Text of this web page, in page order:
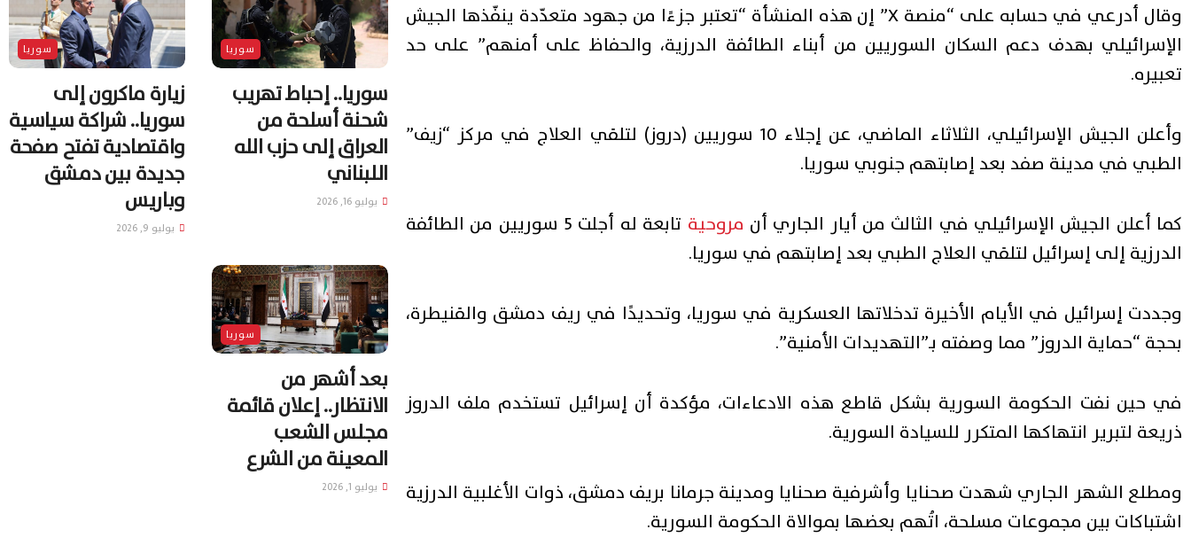
وقال أدرعي في حسابه على “منصة X” إن هذه المنشأة “تعتبر جزءًا من جهود متعدّدة ينفّذها الجيش
الإسرائيلي بهدف دعم السكان السوريين من أبناء الطائفة الدرزية، والحفاظ على أمنهم” على حد
تعبيره.
وأعلن الجيش الإسرائيلي، الثلاثاء الماضي، عن إجلاء 10 سوريين (دروز) لتلقي العلاج في مركز “زيف”
الطبي في مدينة صفد بعد إصابتهم جنوبي سوريا.
كما أعلن الجيش الإسرائيلي في الثالث من أيار الجاري أن مروحية
تابعة له أجلت 5 سوريين من الطائفة
الدرزية إلى إسرائيل لتلقي العلاج الطبي بعد إصابتهم في سوريا.
وجددت إسرائيل في الأيام الأخيرة تدخلاتها العسكرية في سوريا، وتحديدًا في ريف دمشق والقنيطرة،
بحجة “حماية الدروز” مما وصفته بـ”التهديدات الأمنية”.
في حين نفت الحكومة السورية بشكل قاطع هذه الادعاءات، مؤكدة أن إسرائيل تستخدم ملف الدروز
ذريعة لتبرير انتهاكها المتكرر للسيادة السورية.
ومطلع الشهر الجاري شهدت صحنايا وأشرفية صحنايا ومدينة جرمانا بريف دمشق، ذوات الأغلبية الدرزية
اشتباكات بين مجموعات مسلحة، اتُهم بعضها بموالاة الحكومة السورية.
سوريا
سوريا.. إحباط تهريب
شحنة أسلحة من
العراق إلى حزب الله
اللبناني
يوليو 16, 2026
سوريا
زيارة ماكرون إلى
سوريا.. شراكة سياسية
واقتصادية تفتح صفحة
جديدة بين دمشق
وباريس
يوليو 9, 2026
سوريا
بعد أشهر من
الانتظار.. إعلان قائمة
مجلس الشعب
المعينة من الشرع
يوليو 1, 2026